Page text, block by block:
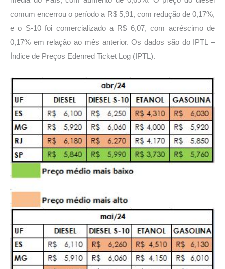
comum encerrou o período a R$ 5,91, com redução de 0,17%,
e o S-10 foi comercializado a R$ 6,07, com acréscimo de
0,17% em relação ao mês anterior. Os dados são do IPTL –
Índice de Preços Edenred Ticket Log (IPTL).